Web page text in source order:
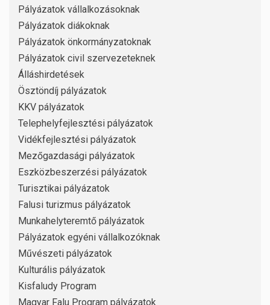
Pályázatok vállalkozásoknak
Pályázatok diákoknak
Pályázatok önkormányzatoknak
Pályázatok civil szervezeteknek
Álláshirdetések
Ösztöndíj pályázatok
KKV pályázatok
Telephelyfejlesztési pályázatok
Vidékfejlesztési pályázatok
Mezőgazdasági pályázatok
Eszközbeszerzési pályázatok
Turisztikai pályázatok
Falusi turizmus pályázatok
Munkahelyteremtő pályázatok
Pályázatok egyéni vállalkozóknak
Művészeti pályázatok
Kulturális pályázatok
Kisfaludy Program
Magyar Falu Program pályázatok